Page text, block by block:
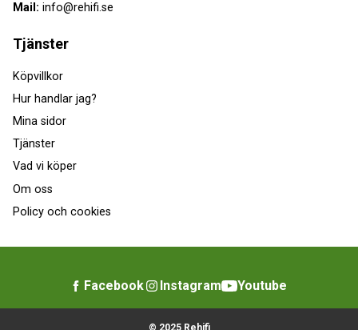
Mail: info@rehifi.se
Tjänster
Köpvillkor
Hur handlar jag?
Mina sidor
Tjänster
Vad vi köper
Om oss
Policy och cookies
Facebook Instagram Youtube
© 2025 Rehifi